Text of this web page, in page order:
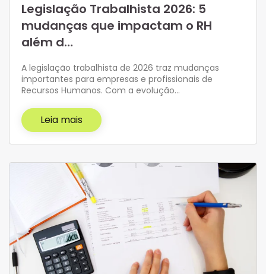
Legislação Trabalhista 2026: 5
mudanças que impactam o RH
além d…
A legislação trabalhista de 2026 traz mudanças
importantes para empresas e profissionais de
Recursos Humanos. Com a evolução…
Leia mais